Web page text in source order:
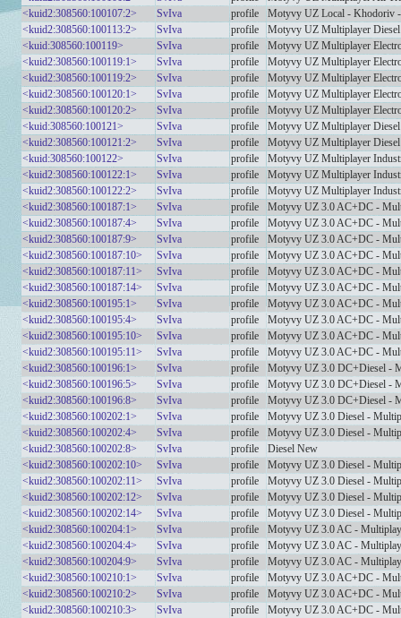
<kuid2:308560:100107:2>
SvIva profile
Motyvy UZ Local - Khodoriv
<kuid2:308560:100113:2>
SvIva profile
Motyvy UZ Multiplayer Diesel
<kuid:308560:100119>
SvIva profile
Motyvy UZ Multiplayer
<kuid2:308560:100119:1>
SvIva profile
Motyvy UZ Multiplayer
<kuid2:308560:100119:2>
SvIva profile
Motyvy UZ Multiplayer
<kuid2:308560:100120:1>
SvIva profile
Motyvy UZ Multiplayer
<kuid2:308560:100120:2>
SvIva profile
Motyvy UZ Multiplayer
<kuid:308560:100121>
SvIva profile
Motyvy UZ Multiplayer
<kuid2:308560:100121:2>
SvIva profile
Motyvy UZ Multiplayer
<kuid:308560:100122>
SvIva profile
Motyvy UZ Multiplayer
<kuid2:308560:100122:1>
SvIva profile
Motyvy UZ Multiplayer
<kuid2:308560:100122:2>
SvIva profile
Motyvy UZ Multiplayer
<kuid2:308560:100187:1>
SvIva profile
Motyvy UZ 3.0 AC+DC -
<kuid2:308560:100187:4>
SvIva profile
Motyvy UZ 3.0 AC+DC -
<kuid2:308560:100187:9>
SvIva profile
Motyvy UZ 3.0 AC+DC -
<kuid2:308560:100187:10>
SvIva profile
Motyvy UZ 3.0 AC+DC -
<kuid2:308560:100187:11>
SvIva profile
Motyvy UZ 3.0 AC+DC -
<kuid2:308560:100187:14>
SvIva profile
Motyvy UZ 3.0 AC+DC -
<kuid2:308560:100195:1>
SvIva profile
Motyvy UZ 3.0 AC+DC -
<kuid2:308560:100195:4>
SvIva profile
Motyvy UZ 3.0 AC+DC -
<kuid2:308560:100195:10>
SvIva profile
Motyvy UZ 3.0 AC+DC -
<kuid2:308560:100195:11>
SvIva profile
Motyvy UZ 3.0 AC+DC -
<kuid2:308560:100196:1>
SvIva profile
Motyvy UZ 3.0 DC+Diesel -
<kuid2:308560:100196:5>
SvIva profile
Motyvy UZ 3.0 DC+Diesel -
<kuid2:308560:100196:8>
SvIva profile
Motyvy UZ 3.0 DC+Diesel -
<kuid2:308560:100202:1>
SvIva profile
Motyvy UZ 3.0 Diesel -
<kuid2:308560:100202:4>
SvIva profile
Motyvy UZ 3.0 Diesel -
<kuid2:308560:100202:8>
SvIva profile
Diesel New
<kuid2:308560:100202:10>
SvIva profile
Motyvy UZ 3.0 Diesel -
<kuid2:308560:100202:11>
SvIva profile
Motyvy UZ 3.0 Diesel -
<kuid2:308560:100202:12>
SvIva profile
Motyvy UZ 3.0 Diesel -
<kuid2:308560:100202:14>
SvIva profile
Motyvy UZ 3.0 Diesel -
<kuid2:308560:100204:1>
SvIva profile
Motyvy UZ 3.0 AC -
<kuid2:308560:100204:4>
SvIva profile
Motyvy UZ 3.0 AC -
<kuid2:308560:100204:9>
SvIva profile
Motyvy UZ 3.0 AC -
<kuid2:308560:100210:1>
SvIva profile
Motyvy UZ 3.0 AC+DC -
<kuid2:308560:100210:2>
SvIva profile
Motyvy UZ 3.0 AC+DC -
<kuid2:308560:100210:3>
SvIva profile
Motyvy UZ 3.0 AC+DC -